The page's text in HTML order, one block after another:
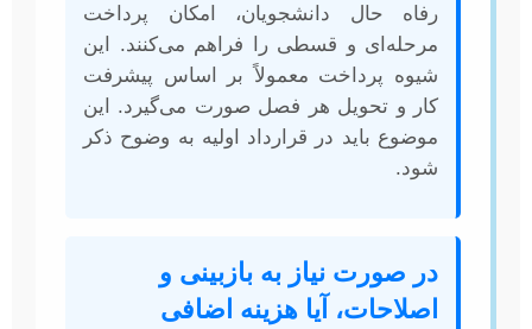
رفاه حال دانشجویان، امکان پرداخت
مرحله‌ای و قسطی را فراهم می‌کنند. این
شیوه پرداخت معمولاً بر اساس پیشرفت
کار و تحویل هر فصل صورت می‌گیرد. این
موضوع باید در قرارداد اولیه به وضوح ذکر
شود.
در صورت نیاز به بازبینی و
اصلاحات، آیا هزینه اضافی